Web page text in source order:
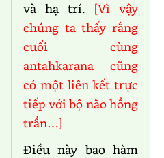
và hạ trí. [Vì vậy
chúng ta thấy rằng
cuối cùng
antahkarana cũng
có một liên kết trực
tiếp với bộ não hồng
trần…]
Điều này bao hàm